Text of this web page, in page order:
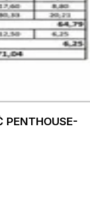
PENTHOUSE-